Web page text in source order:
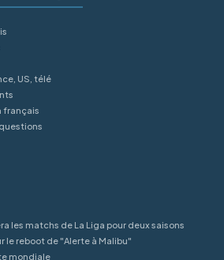
US, télé
français
les matchs de La Liga pour deux saisons
le reboot de "Alerte à Malibu"
mondiale